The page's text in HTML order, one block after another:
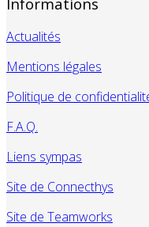
Actualités
Mentions légales
Politique de
F.A.Q.
Liens sympas
Site de Connecthys
Site de Teamworks